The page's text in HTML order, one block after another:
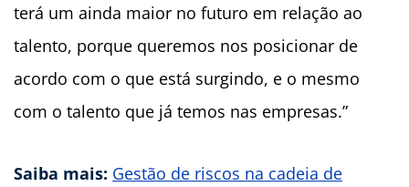
terá um ainda maior no futuro em relação ao
talento, porque queremos nos posicionar de
acordo com o que está surgindo, e o mesmo
com o talento que já temos nas empresas.”
Saiba mais: Gestão de riscos na cadeia de